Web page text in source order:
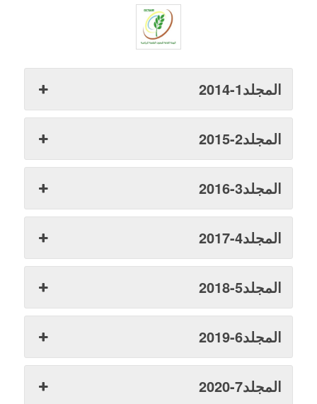
المجلد1-2014
المجلد2-2015
المجلد3-2016
المجلد4-2017
المجلد5-2018
المجلد6-2019
المجلد7-2020